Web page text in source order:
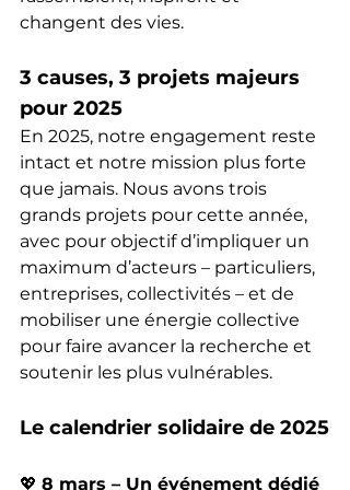
changent des vies.
3 causes, 3 projets majeurs
pour 2025
En 2025, notre engagement reste
intact et notre mission plus forte
que jamais. Nous avons trois
grands projets pour cette année,
avec pour objectif d’impliquer un
maximum d’acteurs – particuliers,
entreprises, collectivités – et de
mobiliser une énergie collective
pour faire avancer la recherche et
soutenir les plus vulnérables.
Le calendrier solidaire de 2025
💖 8 mars – Un événement dédié